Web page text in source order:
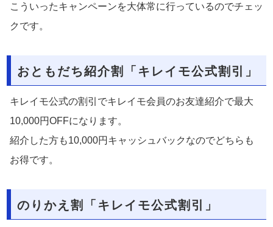
こういったキャンペーンを大体常に行っているのでチェッ
クです。
おともだち紹介割「キレイモ公式割引」
キレイモ公式の割引でキレイモ会員のお友達紹介で最大
10,000円OFFになります。
紹介した方も10,000円キャッシュバックなのでどちらも
お得です。
のりかえ割「キレイモ公式割引」